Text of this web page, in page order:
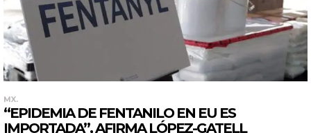
MX.
“EPIDEMIA DE FENTANILO EN EU ES
IMPORTADA”, AFIRMA LÓPEZ-GATELL